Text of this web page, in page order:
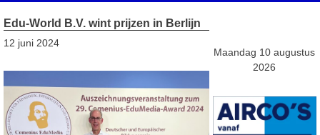
Edu-World B.V. wint prijzen in Berlijn
12 juni 2024
Maandag 10 augustus
2026